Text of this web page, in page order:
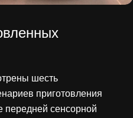
шесть
приготовления
передней сенсорной